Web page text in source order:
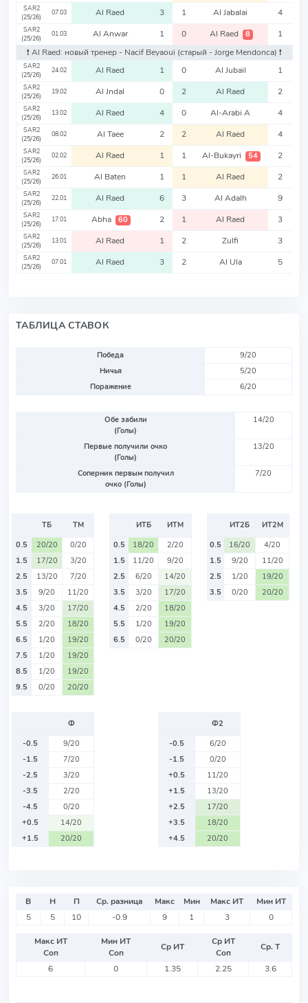
SAR2
(25/26)
07.03 Al Raed 3 1 Al Jabalai 4
SAR2
(25/26)
01.03 Al Anwar 1 0 Al Raed 8
1
❗️ Al Raed: новый тренер - Nacif Beyaoui (старый - Jorge Mendonca) ❗️
SAR2
(25/26)
24.02 Al Raed 1 0 Al Jubail 1
SAR2
(25/26)
19.02 Al Jndal 0 2 Al Raed 2
SAR2
(25/26)
13.02 Al Raed 4 0 Al-Arabi A 4
SAR2
(25/26)
08.02 Al Taee 2 2 Al Raed 4
SAR2
(25/26)
02.02 Al Raed 1 1 Al-Bukayri 54 2
SAR2
(25/26)
26.01 Al Baten 1 1 Al Raed 2
SAR2
(25/26)
22.01 Al Raed 6 3 Al Adalh 9
SAR2
(25/26)
17.01 Abha 60 2 1 Al Raed 3
SAR2
(25/26)
13.01 Al Raed 1 2 Zulfi 3
SAR2
(25/26)
07.01 Al Raed 3 2 Al Ula 5
ТАБЛИЦА СТАВОК
Победа
9/20
Ничья
5/20
Поражение
6/20
Обе забили
(Голы)
14/20
Первые получили очко
(Голы)
13/20
Соперник первым получил
очко (Голы)
7/20
ТБ
ТМ
0.5
20/20
0/20
1.5
17/20
3/20
2.5
13/20
7/20
3.5
9/20
11/20
4.5
3/20
17/20
5.5
2/20
18/20
6.5
1/20
19/20
7.5
1/20
19/20
8.5
1/20
19/20
9.5
0/20 20/20
ИТБ
ИТМ
0.5
18/20
2/20
1.5
11/20
9/20
2.5
6/20
14/20
3.5
3/20
17/20
4.5
2/20
18/20
5.5
1/20
19/20
6.5
0/20 20/20
ИТ2Б
ИТ2М
0.5
16/20
4/20
1.5
9/20
11/20
2.5
1/20
19/20
3.5
0/20 20/20
Ф
-0.5
9/20
-1.5
7/20
-2.5
3/20
-3.5
2/20
-4.5
0/20
+0.5
14/20
+1.5
20/20
Ф2
-0.5
6/20
-1.5
0/20
+0.5
11/20
+1.5
13/20
+2.5
17/20
+3.5
18/20
+4.5
20/20
В Н П Ср. разница Макс Мин Макс ИТ
Мин ИТ
5
5 10 -0.9 9 1 3 0
Макс ИТ
Соп
Мин ИТ
Соп
Ср ИТ
Ср ИТ
Соп
Ср. Т
6
0 1.35 2.25 3.6